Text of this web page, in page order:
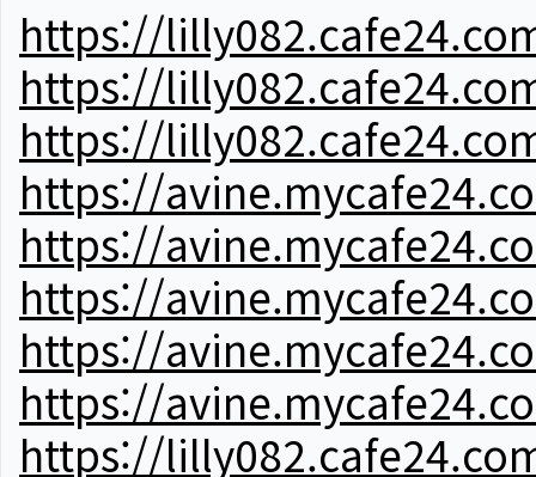
https://
https://
https://
https://
https://
https://
https://
https://
https://